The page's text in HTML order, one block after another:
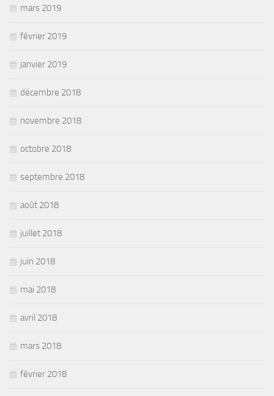
mars 2019
février 2019
janvier 2019
décembre 2018
novembre 2018
octobre 2018
septembre 2018
août 2018
juillet 2018
juin 2018
mai 2018
avril 2018
mars 2018
février 2018